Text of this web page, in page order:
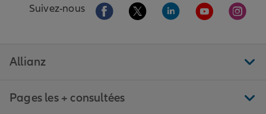
Suivez-nous Aller sur la page Facebook de Allianz
Aller sur la page Twitter de
Aller sur la page
Aller sur la
Aller
Allianz
Pages les + consultées